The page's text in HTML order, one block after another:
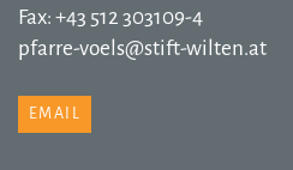
Fax: +43 512 303109-4
pfarre-voels@stift-wilten.at
EMAIL